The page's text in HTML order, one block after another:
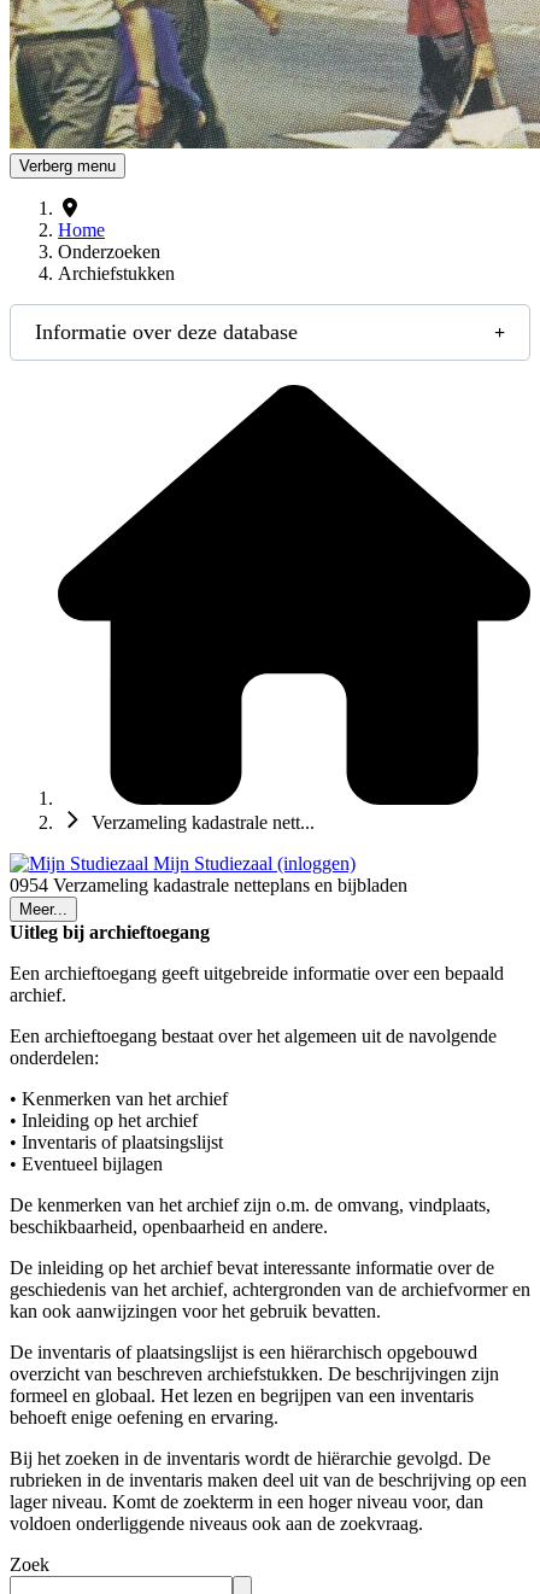
Verberg menu
Home
Onderzoeken
Archiefstukken
Informatie over deze database
Verzameling kadastrale nett...
Mijn Studiezaal (inloggen)
0954 Verzameling kadastrale netteplans en bijbladen
Meer...
Uitleg bij archieftoegang
Een archieftoegang geeft uitgebreide informatie over een bepaald
archief.
Een archieftoegang bestaat over het algemeen uit de navolgende
onderdelen:
• Kenmerken van het archief
• Inleiding op het archief
• Inventaris of plaatsingslijst
• Eventueel bijlagen
De kenmerken van het archief zijn o.m. de omvang, vindplaats,
beschikbaarheid, openbaarheid en andere.
De inleiding op het archief bevat interessante informatie over de
geschiedenis van het archief, achtergronden van de archiefvormer en
kan ook aanwijzingen voor het gebruik bevatten.
De inventaris of plaatsingslijst is een hiërarchisch opgebouwd
overzicht van beschreven archiefstukken. De beschrijvingen zijn
formeel en globaal. Het lezen en begrijpen van een inventaris
behoeft enige oefening en ervaring.
Bij het zoeken in de inventaris wordt de hiërarchie gevolgd. De
rubrieken in de inventaris maken deel uit van de beschrijving op een
lager niveau. Komt de zoekterm in een hoger niveau voor, dan
voldoen onderliggende niveaus ook aan de zoekvraag.
Zoek